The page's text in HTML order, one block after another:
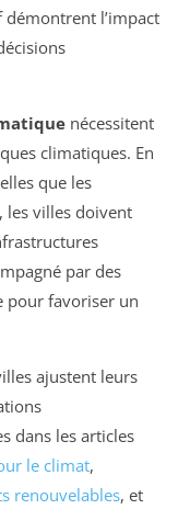
l’impact
nécessitent
climatiques. En
que les
, les villes doivent
par des
pour favoriser un
ajustent leurs
dans les articles
le climat,
renouvelables, et